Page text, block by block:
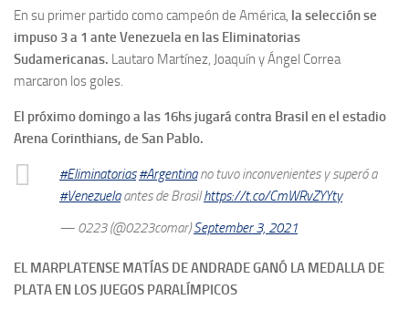
En su primer partido como campeón de América, la selección se
impuso 3 a 1 ante Venezuela en las Eliminatorias
Sudamericanas. Lautaro Martínez, Joaquín y Ángel Correa
marcaron los goles.
El próximo domingo a las 16hs jugará contra Brasil en el estadio
Arena Corinthians, de San Pablo.
#Eliminatorias #Argentinano tuvo inconvenientes y superó a
#Venezuelaantes de Brasilhttps://t.co/CmWRvZYYty
— 0223 (@0223comar)September 3, 2021
EL MARPLATENSE MATÍAS DE ANDRADE GANÓ LA MEDALLA DE
PLATA EN LOS JUEGOS PARALÍMPICOS